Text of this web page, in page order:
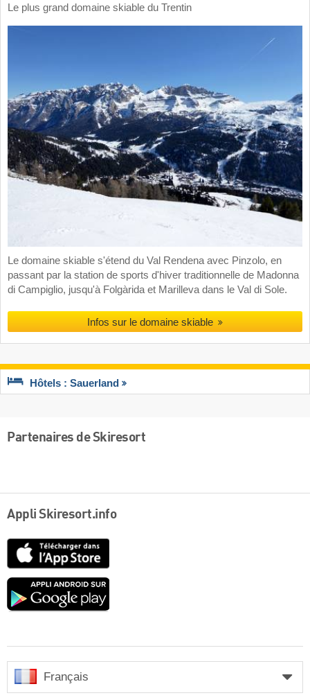
Le plus grand domaine skiable du Trentin
Le domaine skiable s'étend du Val Rendena avec Pinzolo, en
passant par la station de sports d'hiver traditionnelle de Madonna
di Campiglio, jusqu'à Folgàrida et Marilleva dans le Val di Sole.
Infos sur le domaine skiable
Hôtels : Sauerland
Partenaires de Skiresort
Appli Skiresort.info
Google
Français